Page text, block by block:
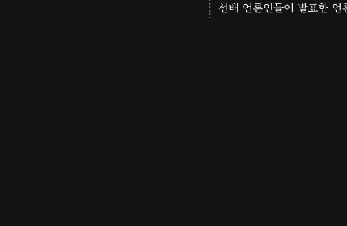
선배 언론인들이 발표한 언